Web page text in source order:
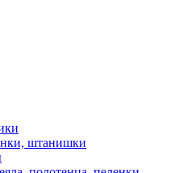
штанишки